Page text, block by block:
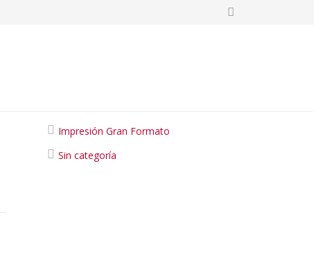
Impresión Gran Formato
Sin categoría